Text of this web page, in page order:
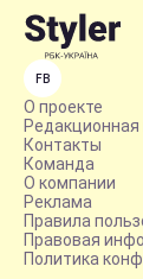
FB
О проекте
Контакты
Команда
О компании
Реклама
Правила
Правовая
Политика